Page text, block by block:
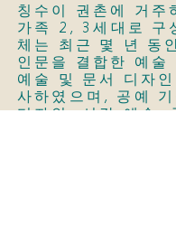
칭수이 권촌에 거주
가족 2, 3세대로 구
체는 최근 몇 년 동
인문을 결합한 예술
예술 및 문서 디자
사하였으며, 공예
디자인, 시각 예술,